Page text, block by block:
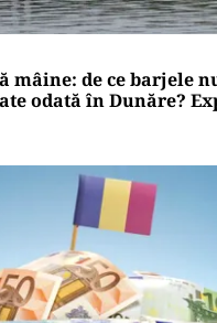
mâine: de ce barjele
odată în Dunăre?